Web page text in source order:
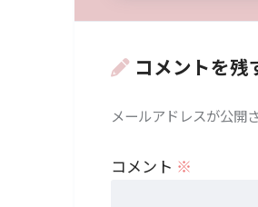
コメントを残
メールアドレスが公開
コメント ※